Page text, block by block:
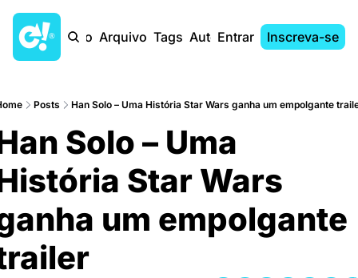
Início Arquivo Tags AutoresEntrar Inscreva-se
Posts Han Solo – Uma História Star Wars ganha um empolgante
Solo – Uma
Star Wars
um empolgante